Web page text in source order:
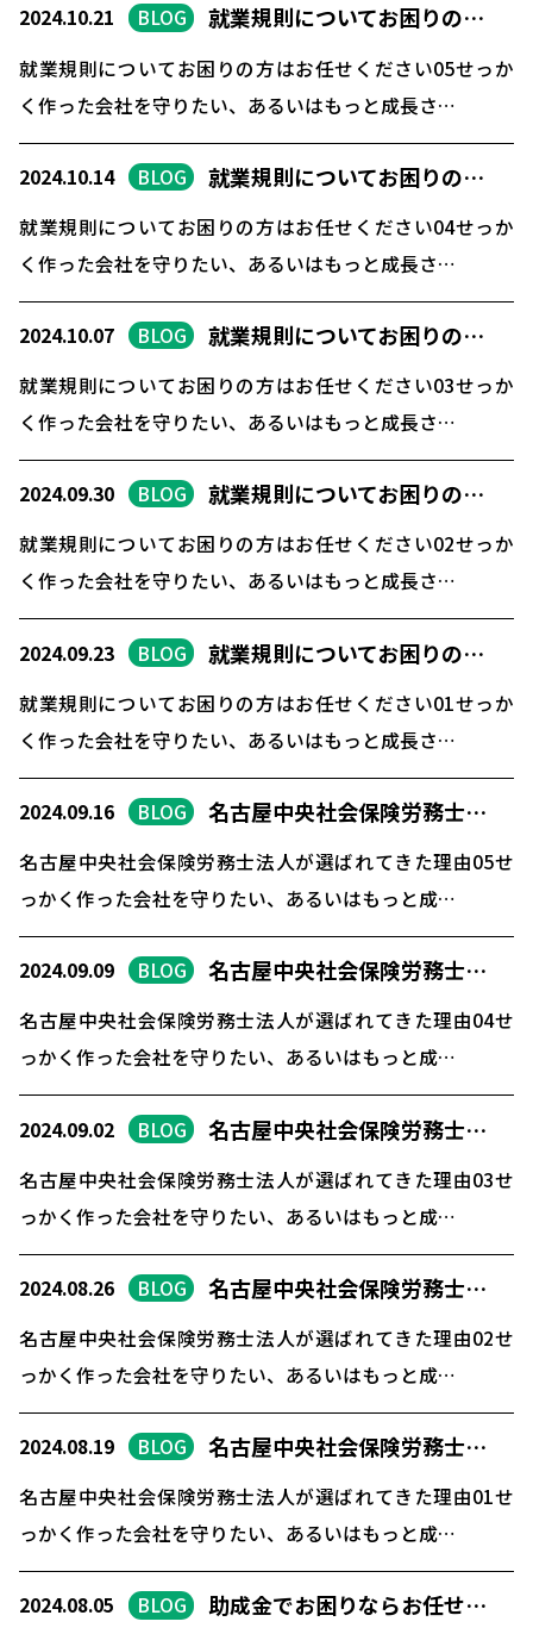
2024.10.21 BLOG 就業規則についてお困りの…
就業規則についてお困りの方はお任せください05せっか
く作った会社を守りたい、あるいはもっと成長さ…
2024.10.14 BLOG 就業規則についてお困りの…
就業規則についてお困りの方はお任せください04せっか
く作った会社を守りたい、あるいはもっと成長さ…
2024.10.07 BLOG 就業規則についてお困りの…
就業規則についてお困りの方はお任せください03せっか
く作った会社を守りたい、あるいはもっと成長さ…
2024.09.30 BLOG 就業規則についてお困りの…
就業規則についてお困りの方はお任せください02せっか
く作った会社を守りたい、あるいはもっと成長さ…
2024.09.23 BLOG 就業規則についてお困りの…
就業規則についてお困りの方はお任せください01せっか
く作った会社を守りたい、あるいはもっと成長さ…
2024.09.16 BLOG 名古屋中央社会保険労務士…
名古屋中央社会保険労務士法人が選ばれてきた理由05せ
っかく作った会社を守りたい、あるいはもっと成…
2024.09.09 BLOG 名古屋中央社会保険労務士…
名古屋中央社会保険労務士法人が選ばれてきた理由04せ
っかく作った会社を守りたい、あるいはもっと成…
2024.09.02 BLOG 名古屋中央社会保険労務士…
名古屋中央社会保険労務士法人が選ばれてきた理由03せ
っかく作った会社を守りたい、あるいはもっと成…
2024.08.26 BLOG 名古屋中央社会保険労務士…
名古屋中央社会保険労務士法人が選ばれてきた理由02せ
っかく作った会社を守りたい、あるいはもっと成…
2024.08.19 BLOG 名古屋中央社会保険労務士…
名古屋中央社会保険労務士法人が選ばれてきた理由01せ
っかく作った会社を守りたい、あるいはもっと成…
2024.08.05 BLOG 助成金でお困りならお任せ…